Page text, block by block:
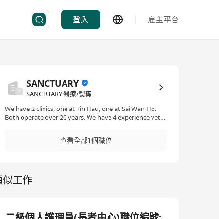
登入 雇主平台
SANCTUARY
SANCTUARY·醫療/製藥
We have 2 clinics, one at Tin Hau, one at Sai Wan Ho.
Both operate over 20 years. We have 4 experience vets
查看全部1個職位
似工作